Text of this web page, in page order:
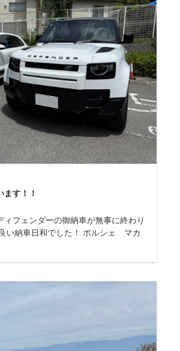
す！！
フェンダーの御納車が無事に終わり